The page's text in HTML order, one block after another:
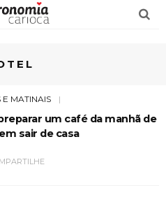
E MATINAIS
um café da manhã de
sair de casa